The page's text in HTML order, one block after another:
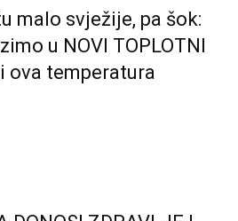
malo svježije, pa šok:
u NOVI TOPLOTNI
ova temperatura